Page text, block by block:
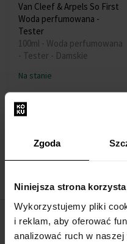
Zgoda
Niniejsza strona
Wykorzystujemy pliki
i reklam, aby oferować
analizować ruch w
Van Cleef & Arpels So First
Woda perfumowana -
Tester
100ml - Woda perfumowana
- Tester - Damskie
Na stanie
517,00 zł
O FIRMIE